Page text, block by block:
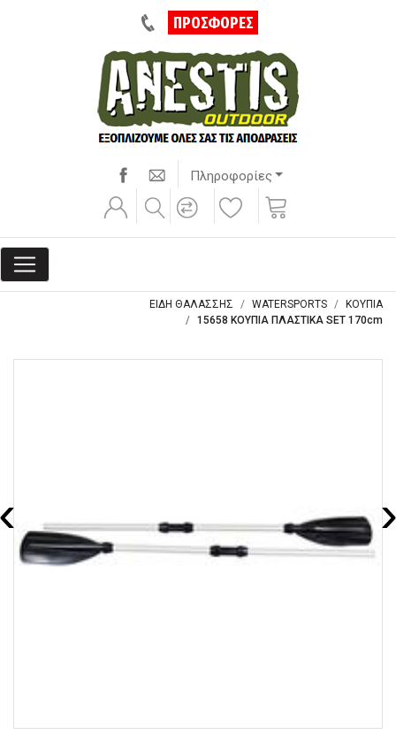
ΠΡΟΣΦΟΡΕΣ
Πληροφορίες
ΕΙΔΗ ΘΑΛΑΣΣΗΣ WATERSPORTS
ΚΟΥΠΙΑ
15658 ΚΟΥΠΙΑ ΠΛΑΣΤΙΚΑ SET 170cm